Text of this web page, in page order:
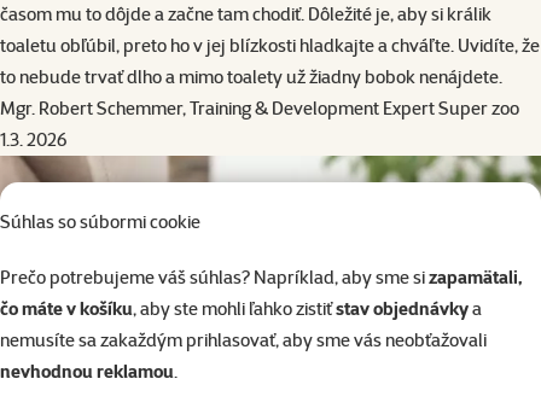
Súhlas so súbormi cookie
Prečo potrebujeme váš súhlas? Napríklad, aby sme sizapamätali,
čo máte v košíku, aby ste mohli ľahko zistiťstav objednávkya
nemusíte sa zakaždým prihlasovať, aby sme vás neobťažovali
nevhodnou reklamou.
časom mu to dôjde a začne tam chodiť. Dôležité je, aby si králik
toaletu obľúbil, preto ho v jej blízkosti hladkajte a chváľte. Uvidíte, že
to nebude trvať dlho a mimo toalety už žiadny bobok nenájdete.
Mgr. Robert Schemmer, Training & Development Expert Super zoo
1.3. 2026